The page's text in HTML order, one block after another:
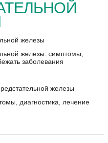
железы
железы: симптомы,
заболевания
железы
диагностика, лечение